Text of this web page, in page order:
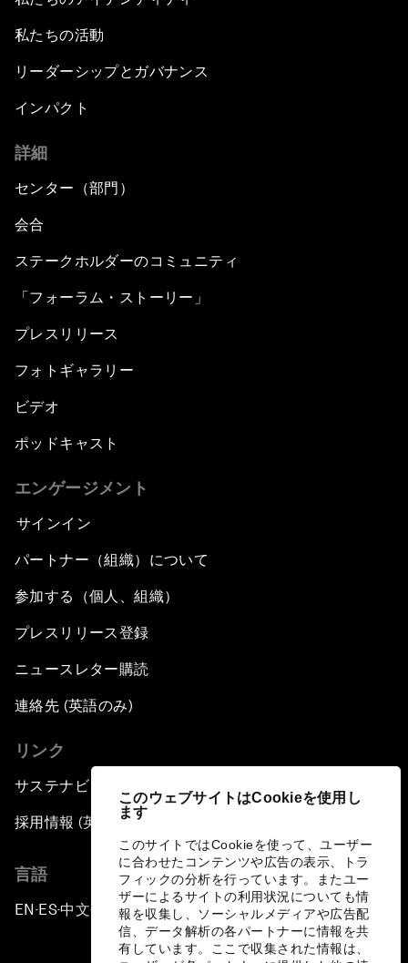
このウェブサイトはCookieを使用し
ます
このサイトではCookieを使って、ユーザー
に合わせたコンテンツや広告の表示、トラ
フィックの分析を行っています。またユー
ザーによるサイトの利用状況についても情
報を収集し、ソーシャルメディアや広告配
信、データ解析の各パートナーに情報を共
有しています。ここで収集された情報は、
私たちの活動
リーダーシップとガバナンス
インパクト
詳細
センター（部門）
会合
ステークホルダーのコミュニティ
「フォーラム・ストーリー」
プレスリリース
フォトギャラリー
ビデオ
ポッドキャスト
エンゲージメント
サインイン
パートナー（組織）について
参加する（個人、組織）
プレスリリース登録
ニュースレター購読
連絡先 (英語のみ)
リンク
サステナビリティへの取り組み
採用情報 (英語のみ)
言語
EN ▪ES▪中文▪ 日本語